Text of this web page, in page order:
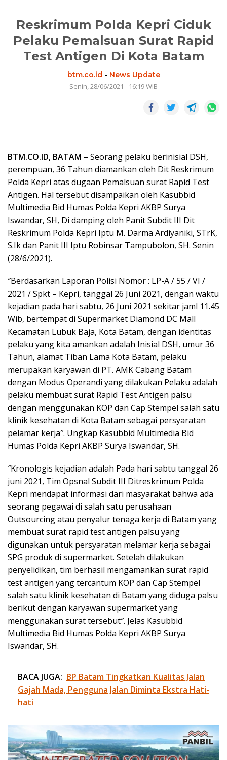
Reskrimum Polda Kepri Ciduk
Pelaku Pemalsuan Surat Rapid
Test Antigen Di Kota Batam
btm.co.id - News Update
Senin, 28/06/2021 - 16:19 WIB
BTM.CO.ID, BATAM – Seorang pelaku berinisial DSH,
perempuan, 36 Tahun diamankan oleh Dit Reskrimum
Polda Kepri atas dugaan Pemalsuan surat Rapid Test
Antigen. Hal tersebut disampaikan oleh Kasubbid
Multimedia Bid Humas Polda Kepri AKBP Surya
Iswandar, SH, Di damping oleh Panit Subdit III Dit
Reskrimum Polda Kepri Iptu M. Darma Ardiyaniki, STrK,
S.Ik dan Panit III Iptu Robinsar Tampubolon, SH. Senin
(28/6/2021).
″Berdasarkan Laporan Polisi Nomor : LP-A / 55 / VI /
2021 / Spkt – Kepri, tanggal 26 Juni 2021, dengan waktu
kejadian pada hari sabtu, 26 Juni 2021 sekitar jaml 11.45
Wib, bertempat di Supermarket Diamond DC Mall
Kecamatan Lubuk Baja, Kota Batam, dengan identitas
pelaku yang kita amankan adalah Inisial DSH, umur 36
Tahun, alamat Tiban Lama Kota Batam, pelaku
merupakan karyawan di PT. AMK Cabang Batam
dengan Modus Operandi yang dilakukan Pelaku adalah
pelaku membuat surat Rapid Test Antigen palsu
dengan menggunakan KOP dan Cap Stempel salah satu
klinik kesehatan di Kota Batam sebagai persyaratan
pelamar kerja″. Ungkap Kasubbid Multimedia Bid
Humas Polda Kepri AKBP Surya Iswandar, SH.
″Kronologis kejadian adalah Pada hari sabtu tanggal 26
juni 2021, Tim Opsnal Subdit III Ditreskrimum Polda
Kepri mendapat informasi dari masyarakat bahwa ada
seorang pegawai di salah satu perusahaan
Outsourcing atau penyalur tenaga kerja di Batam yang
membuat surat rapid test antigen palsu yang
digunakan untuk persyaratan melamar kerja sebagai
SPG produk di supermarket. Setelah dilakukan
penyelidikan, tim berhasil mengamankan surat rapid
test antigen yang tercantum KOP dan Cap Stempel
salah satu klinik kesehatan di Batam yang diduga palsu
berikut dengan karyawan supermarket yang
menggunakan surat tersebut″. Jelas Kasubbid
Multimedia Bid Humas Polda Kepri AKBP Surya
Iswandar, SH.
BACA JUGA: BP Batam Tingkatkan Kualitas Jalan
Gajah Mada, Pengguna Jalan Diminta Ekstra Hati-
hati